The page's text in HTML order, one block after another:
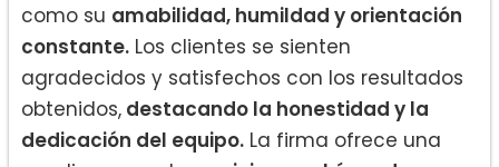
como su amabilidad, humildad y orientación
constante. Los clientes se sienten
agradecidos y satisfechos con los resultados
obtenidos, destacando la honestidad y la
dedicación del equipo. La firma ofrece una